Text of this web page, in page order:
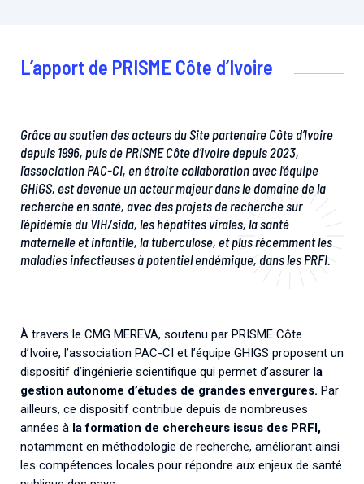
L’apport de PRISME Côte d’Ivoire
Grâce au soutien des acteurs du Site partenaire Côte d’Ivoire
depuis 1996, puis de PRISME Côte d’Ivoire depuis 2023,
l’association PAC-CI, en étroite collaboration avec l’équipe
GHiGS, est devenue un acteur majeur dans le domaine de la
recherche en santé, avec des projets de recherche sur
l’épidémie du VIH/sida, les hépatites virales, la santé
maternelle et infantile, la tuberculose, et plus récemment les
maladies infectieuses à potentiel endémique, dans les PRFI.
À travers le CMG MEREVA, soutenu par PRISME Côte
d’Ivoire, l’association PAC-CI et l’équipe GHIGS proposent un
dispositif d’ingénierie scientifique qui permet d’assurer la
gestion autonome d’études de grandes envergures. Par
ailleurs, ce dispositif contribue depuis de nombreuses
années à la formation de chercheurs issus des PRFI,
notamment en méthodologie de recherche, améliorant ainsi
les compétences locales pour répondre aux enjeux de santé